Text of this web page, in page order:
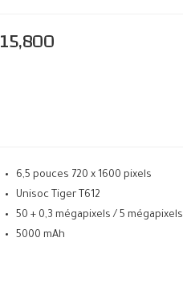
15,800
6,5 pouces 720 x 1600 pixels
Unisoc Tiger T612
50 + 0,3 mégapixels / 5 mégapixels
5000 mAh